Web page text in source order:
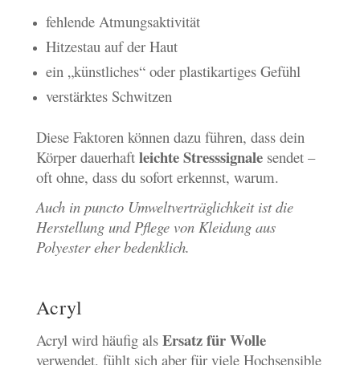
fehlende Atmungsaktivität
Hitzestau auf der Haut
ein „künstliches“ oder plastikartiges Gefühl
verstärktes Schwitzen
Diese Faktoren können dazu führen, dass dein
Körper dauerhaft leichte Stresssignalesendet –
oft ohne, dass du sofort erkennst, warum.
Auch in puncto Umweltverträglichkeit ist die
Herstellung und Pflege von Kleidung aus
Polyester eher bedenklich.
Acryl
Acryl wird häufig als Ersatz für Wolle
verwendet, fühlt sich aber für viele Hochsensible